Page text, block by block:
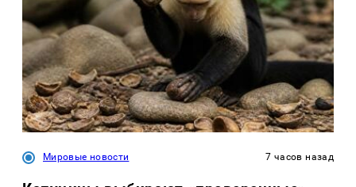
Мировые новости 7 часов назад